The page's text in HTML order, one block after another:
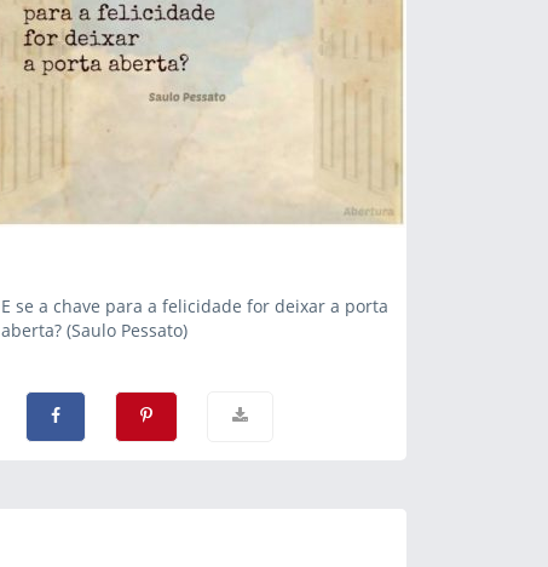
E se a chave para a felicidade for deixar a porta
aberta? (Saulo Pessato)